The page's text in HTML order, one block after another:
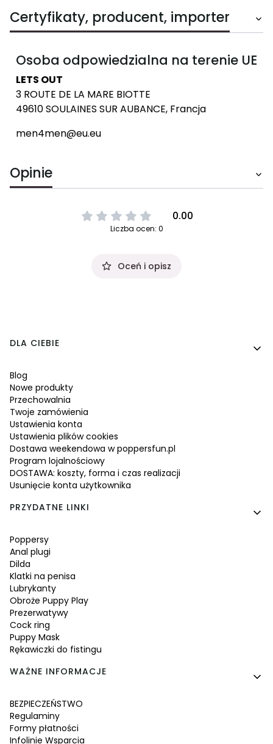
Certyfikaty, producent, importer
Osoba odpowiedzialna na terenie UE
LETS OUT
3 ROUTE DE LA MARE BIOTTE
49610 SOULAINES SUR AUBANCE, Francja
men4men@eu.eu
Opinie
0.00
Liczba ocen: 0
Oceń i opisz
Linki w stopce
DLA CIEBIE
Blog
Nowe produkty
Przechowalnia
Twoje zamówienia
Ustawienia konta
Ustawienia plików cookies
Dostawa weekendowa w poppersfun.pl
Program lojalnościowy
DOSTAWA: koszty, forma i czas realizacji
Usunięcie konta użytkownika
PRZYDATNE LINKI
Poppersy
Anal plugi
Dilda
Klatki na penisa
Lubrykanty
Obroże Puppy Play
Prezerwatywy
Cock ring
Puppy Mask
Rękawiczki do fistingu
WAŻNE INFORMACJE
BEZPIECZEŃSTWO
Regulaminy
Formy płatności
Infolinie Wsparcia